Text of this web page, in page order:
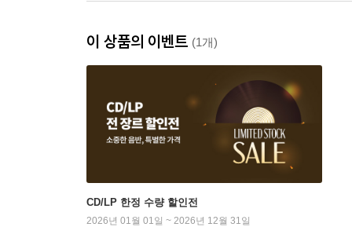
이 상품의 이벤트 (1개)
CD/LP 한정 수량 할인전
2026년 01월 01일 ~ 2026년 12월 31일